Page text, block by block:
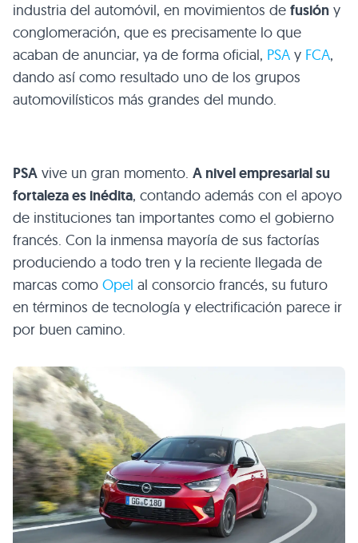
industria del automóvil, en movimientos de fusión y
conglomeración, que es precisamente lo que
acaban de anunciar, ya de forma oficial, PSA y FCA,
dando así como resultado uno de los grupos
automovilísticos más grandes del mundo.
PSA vive un gran momento. A nivel empresarial su
fortaleza es inédita, contando además con el apoyo
de instituciones tan importantes como el gobierno
francés. Con la inmensa mayoría de sus factorías
produciendo a todo tren y la reciente llegada de
marcas como Opel al consorcio francés, su futuro
en términos de tecnología y electrificación parece ir
por buen camino.